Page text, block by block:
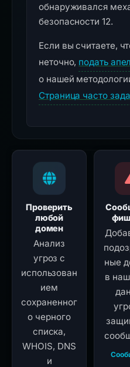
обнаруживался
безопасности 12.
Если вы считаете,
неточно, подать
о нашей
Страница часто
Проверить
любой
домен
Анализ
угроз с
использован
ием
сохраненног
о черного
списка,
WHOIS, DNS
и
ные
в